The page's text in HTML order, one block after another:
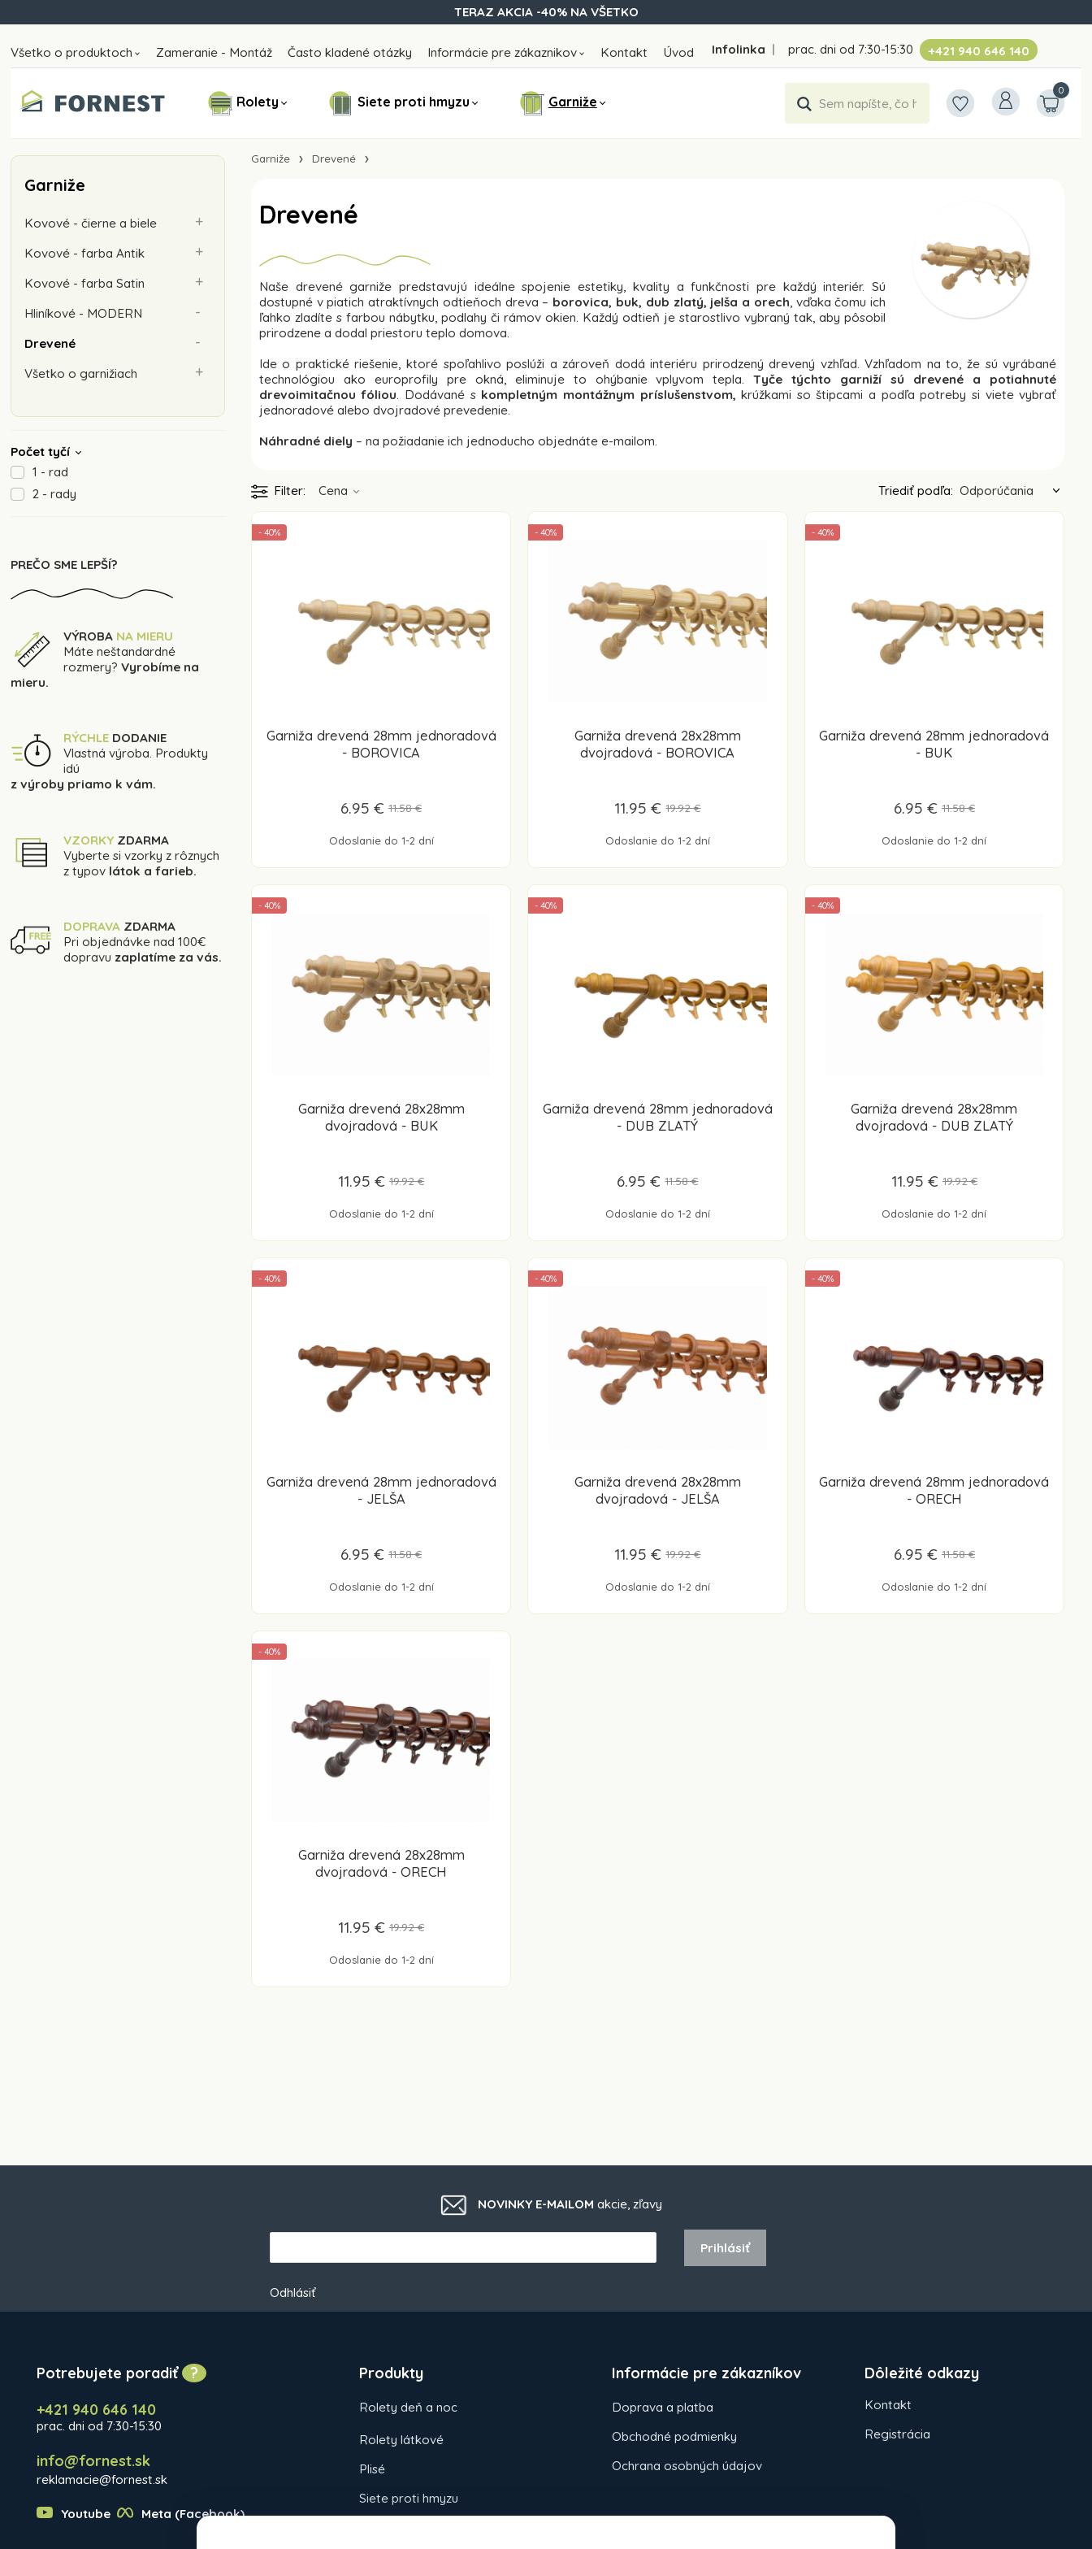
Infolinka prac. dni od 7:30-15:30 +421 940 646 140
TERAZ AKCIA -40% NA VŠETKO
Všetko o produktoch Zameranie - Montáž Často kladené otázky Informácie pre zákaznikov Kontakt Úvod
Rolety Siete proti hmyzu Garniže
0
Garniže
Kovové - čierne a biele
Kovové - farba Antik
Kovové - farba Satin
Hliníkové - MODERN
Drevené
Všetko o garnižiach
Počet tyčí
1 - rad
2 - rady
PREČO SME LEPŠÍ?
VÝROBA NA MIERU
Máte neštandardné
rozmery?Vyrobíme na
mieru.
RÝCHLE DODANIE
Vlastná výroba. Produkty
idú
z výroby priamo k vám.
VZORKY ZDARMA
Vyberte si vzorky z rôznych
z typov látok a farieb.
DOPRAVA ZDARMA
Pri objednávke nad 100€
dopravu zaplatíme za vás.
Garniže Drevené
Drevené
Naše drevené garniže predstavujú ideálne spojenie estetiky, kvality a funkčnosti pre každý interiér. Sú
dostupné v piatich atraktívnych odtieňoch dreva – borovica, buk, dub zlatý, jelša a orech, vďaka čomu ich
ľahko zladíte s farbou nábytku, podlahy či rámov okien. Každý odtieň je starostlivo vybraný tak, aby pôsobil
prirodzene a dodal priestoru teplo domova.
Ide o praktické riešenie, ktoré spoľahlivo poslúži a zároveň dodá interiéru prirodzený drevený vzhľad. Vzhľadom na to, že sú vyrábané
technológiou ako europrofily pre okná, eliminuje to ohýbanie vplyvom tepla.Tyče týchto garniží sú drevené a potiahnuté
drevoimitačnou fóliou. Dodávané s kompletným montážnym príslušenstvom, krúžkami so štipcami a podľa potreby si viete vybrať
jednoradové alebo dvojradové prevedenie.
Náhradné diely – na požiadanie ich jednoducho objednáte e-mailom.
Filter Cena Triediť podľa:
Garniža drevená 28mm jednoradová
- BOROVICA
- 40%
Odoslanie do 1-2 dní
6.95 € 11.58 €
Garniža drevená 28x28mm
dvojradová - BOROVICA
- 40%
Odoslanie do 1-2 dní
11.95 € 19.92 €
Garniža drevená 28mm jednoradová
- BUK
- 40%
Odoslanie do 1-2 dní
6.95 € 11.58 €
Garniža drevená 28x28mm
dvojradová - BUK
- 40%
Odoslanie do 1-2 dní
11.95 € 19.92 €
Garniža drevená 28mm jednoradová
- DUB ZLATÝ
- 40%
Odoslanie do 1-2 dní
6.95 € 11.58 €
Garniža drevená 28x28mm
dvojradová - DUB ZLATÝ
- 40%
Odoslanie do 1-2 dní
11.95 € 19.92 €
Garniža drevená 28mm jednoradová
- JELŠA
- 40%
Odoslanie do 1-2 dní
6.95 € 11.58 €
Garniža drevená 28x28mm
dvojradová - JELŠA
- 40%
Odoslanie do 1-2 dní
11.95 € 19.92 €
Garniža drevená 28mm jednoradová
- ORECH
- 40%
Odoslanie do 1-2 dní
6.95 € 11.58 €
Garniža drevená 28x28mm
dvojradová - ORECH
- 40%
Odoslanie do 1-2 dní
11.95 € 19.92 €
NOVINKY E-MAILOM akcie, zľavy
Prihlásiť
Odhlásiť
Potrebujete poradiť?
+421 940 646 140
prac. dni od 7:30-15:30
info@fornest.sk
reklamacie@fornest.sk
Youtube Meta (Facebook)
Produkty
Rolety deň a noc
Rolety látkové
Plisé
Siete proti hmyzu
Informácie pre zákazníkov
Doprava a platba
Obchodné podmienky
Ochrana osobných údajov
Dôležité odkazy
Kontakt
Registrácia